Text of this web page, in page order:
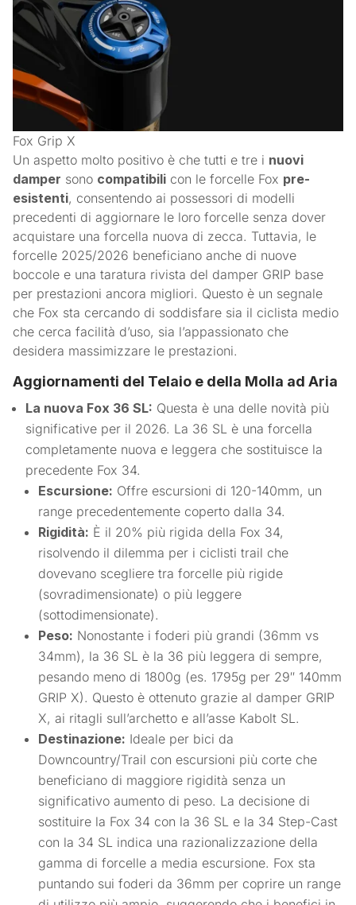
Fox Grip X
Un aspetto molto positivo è che tutti e tre i nuovi
damper sono compatibili con le forcelle Fox pre-
esistenti, consentendo ai possessori di modelli
precedenti di aggiornare le loro forcelle senza dover
acquistare una forcella nuova di zecca. Tuttavia, le
forcelle 2025/2026 beneficiano anche di nuove
boccole e una taratura rivista del damper GRIP base
per prestazioni ancora migliori. Questo è un segnale
che Fox sta cercando di soddisfare sia il ciclista medio
che cerca facilità d’uso, sia l’appassionato che
desidera massimizzare le prestazioni.
Aggiornamenti del Telaio e della Molla ad Aria
La nuova Fox 36 SL: Questa è una delle novità più
significative per il 2026. La 36 SL è una forcella
completamente nuova e leggera che sostituisce la
precedente Fox 34.
Escursione: Offre escursioni di 120-140mm, un
range precedentemente coperto dalla 34.
Rigidità: È il 20% più rigida della Fox 34,
risolvendo il dilemma per i ciclisti trail che
dovevano scegliere tra forcelle più rigide
(sovradimensionate) o più leggere
(sottodimensionate).
Peso: Nonostante i foderi più grandi (36mm vs
34mm), la 36 SL è la 36 più leggera di sempre,
pesando meno di 1800g (es. 1795g per 29″ 140mm
GRIP X). Questo è ottenuto grazie al damper GRIP
X, ai ritagli sull’archetto e all’asse Kabolt SL.
Destinazione: Ideale per bici da
Downcountry/Trail con escursioni più corte che
beneficiano di maggiore rigidità senza un
significativo aumento di peso. La decisione di
sostituire la Fox 34 con la 36 SL e la 34 Step-Cast
con la 34 SL indica una razionalizzazione della
gamma di forcelle a media escursione. Fox sta
puntando sui foderi da 36mm per coprire un range